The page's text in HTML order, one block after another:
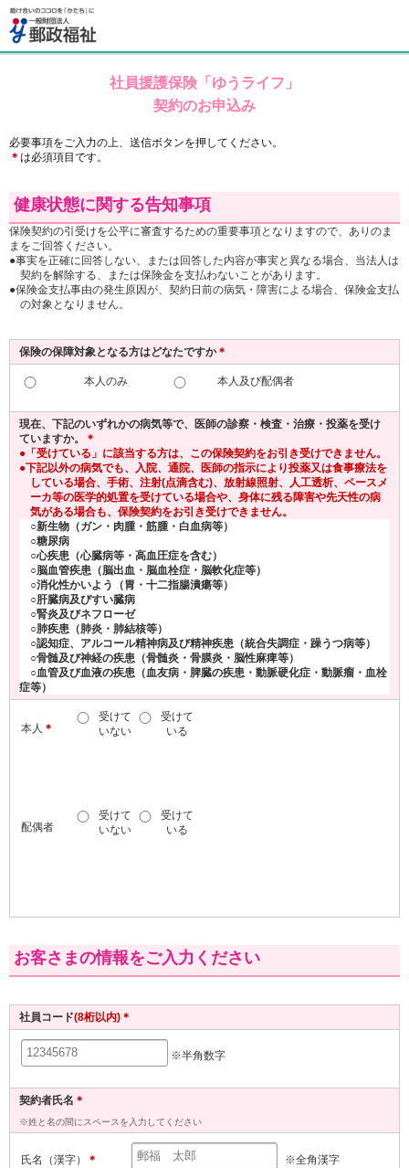
社員援護保険「ゆうライフ」
契約のお申込み
必要事項をご入力の上、送信ボタンを押してください。
＊ は必須項目です。
健康状態に関する告知事項
保険契約の引受けを公平に審査するための重要事項となりますので、ありのま
まをご回答ください。
事実を正確に回答しない、または回答した内容が事実と異なる場合、当法人は
契約を解除する、または保険金を支払わないことがあります。
保険金支払事由の発生原因が、契約日前の病気・障害による場合、保険金支払
の対象となりません。
保険の保障対象となる方はどなたですか＊
本人のみ 本人及び配偶者
現在、下記のいずれかの病気等で、医師の診察・検査・治療・投薬を受け
ていますか。
＊
「受けている」に該当する方は、この保険契約をお引き受けできません。
下記以外の病気でも、入院、通院、医師の指示により投薬又は食事療法を
している場合、手術、注射(点滴含む)、放射線照射、人工透析、ペースメ
ーカ等の医学的処置を受けている場合や、身体に残る障害や先天性の病
気がある場合も、保険契約をお引き受けできません。
新生物（ガン・肉腫・筋腫・白血病等）
糖尿病
心疾患（心臓病等・高血圧症を含む）
脳血管疾患（脳出血・脳血栓症・脳軟化症等）
消化性かいよう（胃・十二指腸潰瘍等）
肝臓病及びすい臓病
腎炎及びネフローゼ
肺疾患（肺炎・肺結核等）
認知症、アルコール精神病及び精神疾患（統合失調症・躁うつ病等）
骨髄及び神経の疾患（骨髄炎・骨膜炎・脳性麻痺等）
血管及び血液の疾患（血友病・脾臓の疾患・動脈硬化症・動脈瘤・血栓
症等）
本人 ＊
受けて
いない
受けて
いる
配偶者
受けて
いない
受けて
いる
お客さまの情報をご入力ください
社員コード(8桁以内)＊
※半角数字
契約者氏名 ＊
※姓と名の間にスペースを入力してください
氏名（漢字） ＊ ※全角漢字